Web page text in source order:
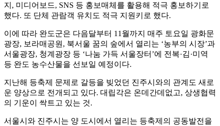
지, 미디어보드, SNS 등 홍보매체를 활용해 적극 홍보하기로
했다. 또 단체 관람객 유치도 적극 지원키로 했다.
이에 따라 완도군은 다음달부터 11월까지 매주 토요일 광화문
광장, 보라매공원, 북서울 꿈의 숲에서 열리는 ‘농부의 시장’과
서울광장, 청계광장 등 ‘나눔 가득 서울장터’에 전복·김·미역
등 완도 농수산물을 선보일 예정이다.
지난해 등축제 문제로 갈등을 빚었던 진주시와의 관계도 새로
운 양상으로 전개되고 있다. 대립각은 온데간데없고, 상생협력
의 기운이 싹트고 있는 것.
서울시와 진주시는 양 도시에서 열리는 등축제의 공동발전을